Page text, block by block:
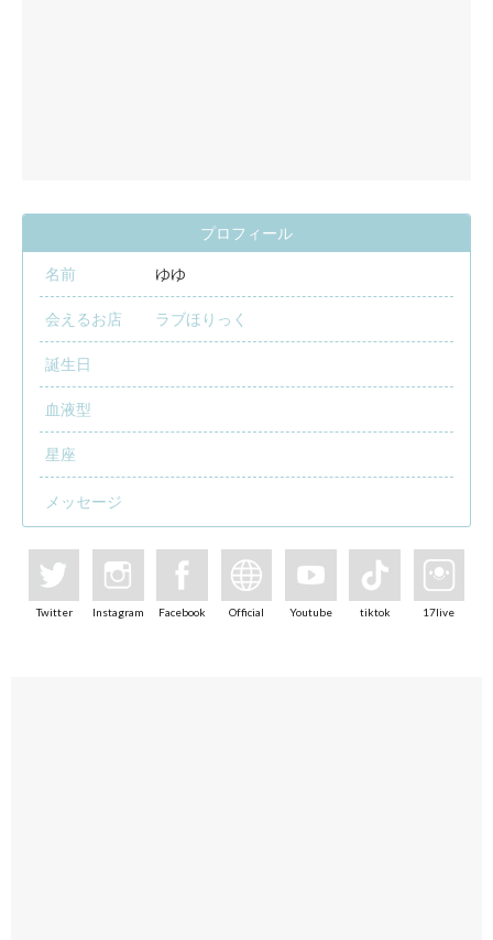
プロフィール
名前 ゆゆ
会えるお店 ラブほりっく
誕生日
血液型
星座
メッセージ
Twitter Instagram Facebook Official Youtube tiktok 17live